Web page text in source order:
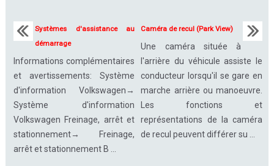
Systèmes d'assistance au
démarrage
Informations complémentaires
et avertissements: Système
d'information Volkswagen→
Système d'information
Volkswagen Freinage, arrêt et
stationnement→ Freinage,
arrêt et stationnement B ...
Caméra de recul (Park View)
Une caméra située à
l'arrière du véhicule assiste le
conducteur lorsqu'il se gare en
marche arrière ou manoeuvre.
Les fonctions et
représentations de la caméra
de recul peuvent différer su ...